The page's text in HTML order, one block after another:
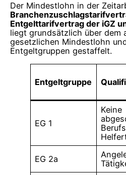
Der Mindestlohn in der
Entgelttarifvertrag der iGZ
liegt grundsätzlich über dem
gesetzlichen Mindestlohn
Entgeltgruppen gestaffelt.
Entgeltgruppe
EG 1
Keine
EG 2a